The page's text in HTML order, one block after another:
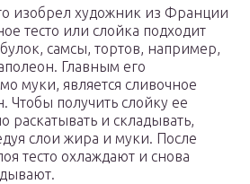
изобрел художник из Франции
тесто или слойка подходит
самсы, тортов, например,
Главным его
муки, является сливочное
Чтобы получить слойку ее
раскатывать и складывать,
слои жира и муки. После
тесто охлаждают и снова